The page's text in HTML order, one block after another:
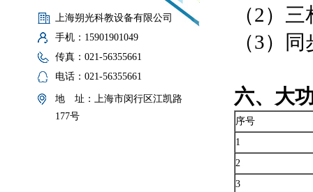
上海朔光科教设备有限公司
手机：15901901049
传真：021-56355661
电话：021-56355661
地 址：上海市闵行区江凯路
177号
（2）
（3）
六、大
序号
1
2
3